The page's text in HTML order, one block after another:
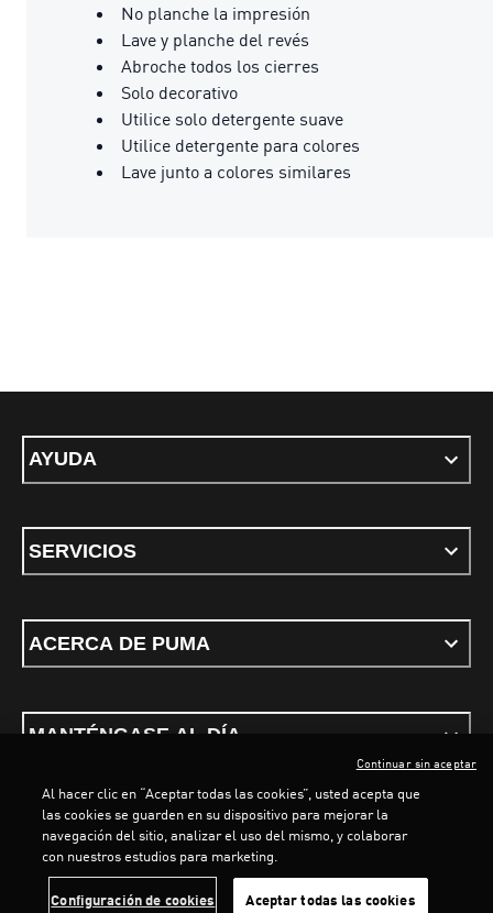
No planche la impresión
Lave y planche del revés
Abroche todos los cierres
Solo decorativo
Utilice solo detergente suave
Utilice detergente para colores
Lave junto a colores similares
AYUDA
SERVICIOS
ACERCA DE PUMA
MANTÉNGASE AL DÍA
Términos y condicionesPolítica de Privacidad
PUMA, 2026. Todos los derechos reservados
Al hacer clic en “Aceptar todas las cookies”, usted acepta que
las cookies se guarden en su dispositivo para mejorar la
navegación del sitio, analizar el uso del mismo, y colaborar
con nuestros estudios para marketing.
Configuración de cookies Aceptar todas las cookies
Continuar sin aceptar